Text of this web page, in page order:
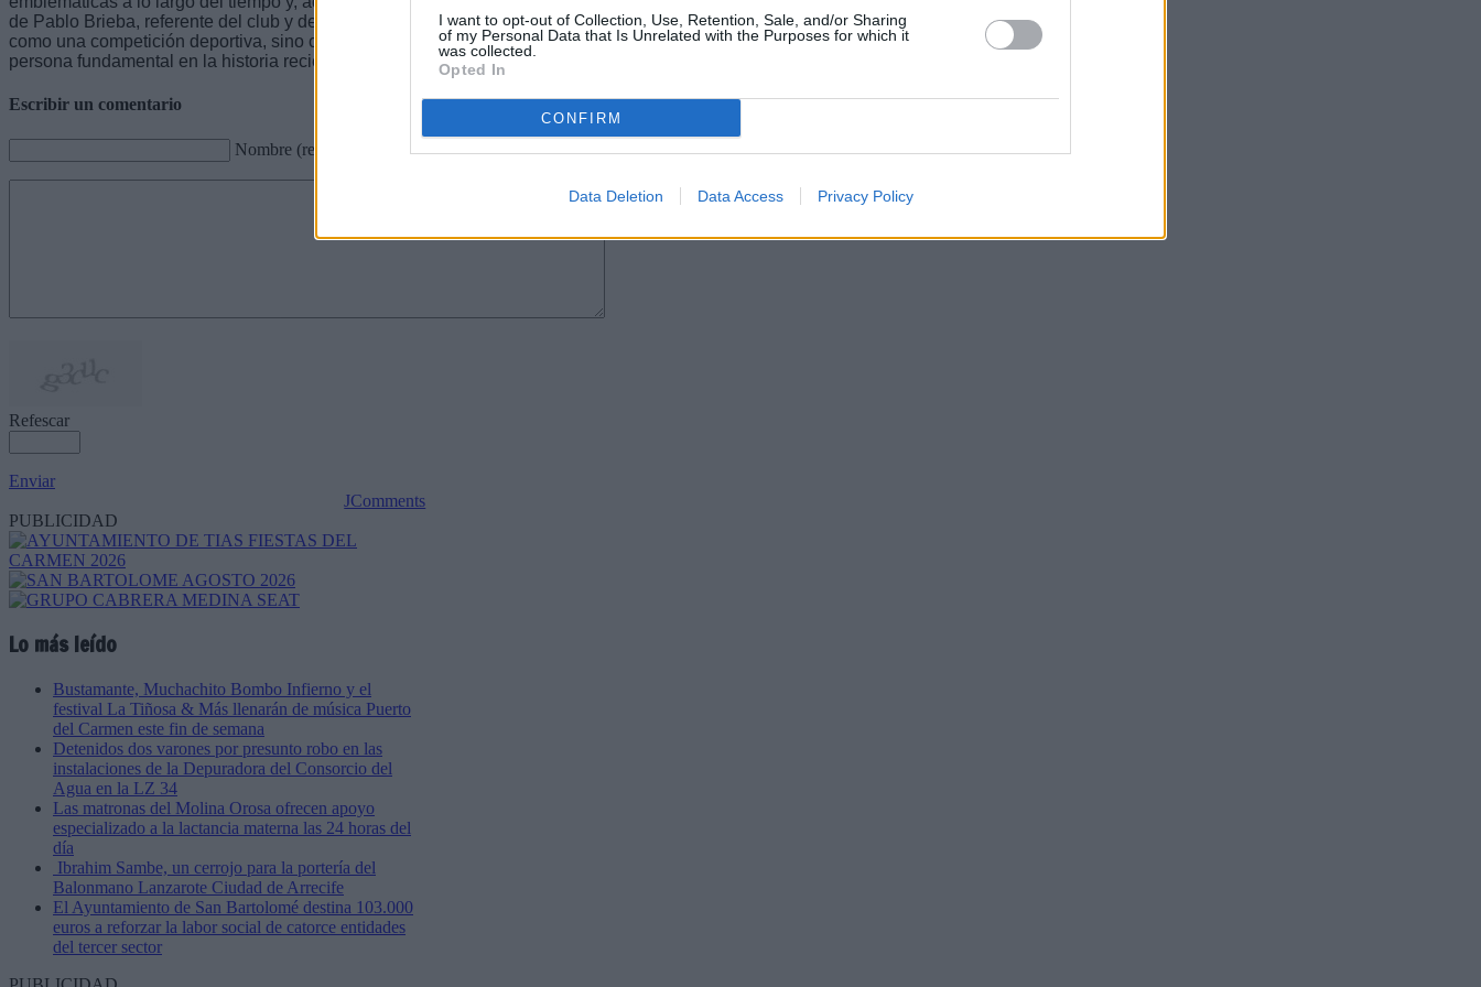
I want to opt-out of Collection, Use, Retention, Sale, and/or Sharing
of my Personal Data that Is Unrelated with the Purposes for which it
was collected.
Opted In
CONFIRM
Data Deletion Data Access Privacy Policy
de Pablo Brieba, referente del club y del baloncesto insular. El torneo se proyecta así no solo
como una competición deportiva, sino como un espacio de recuerdo y reconocimiento a una
persona fundamental en la historia reciente de la entidad.
Escribir un comentario
Nombre (requerido)
Refescar
Enviar
JComments
PUBLICIDAD
Lo más leído
Bustamante, Muchachito Bombo Infierno y el
festival La Tiñosa & Más llenarán de música Puerto
del Carmen este fin de semana
Detenidos dos varones por presunto robo en las
instalaciones de la Depuradora del Consorcio del
Agua en la LZ 34
Las matronas del Molina Orosa ofrecen apoyo
especializado a la lactancia materna las 24 horas del
día
Ibrahim Sambe, un cerrojo para la portería del
Balonmano Lanzarote Ciudad de Arrecife
El Ayuntamiento de San Bartolomé destina 103.000
euros a reforzar la labor social de catorce entidades
del tercer sector